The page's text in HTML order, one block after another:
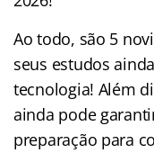
Ao todo, são 5
seus estudos
tecnologia! Além
ainda pode
preparação para